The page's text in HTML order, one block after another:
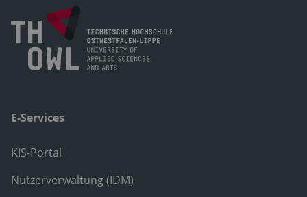
E-Services
KIS-Portal
Nutzerverwaltung (IDM)